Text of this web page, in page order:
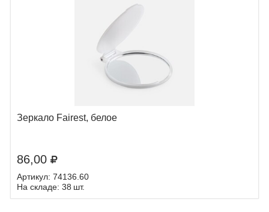
Зеркало Fairest, белое
86,00
Артикул: 74136.60
На складе: 38 шт.